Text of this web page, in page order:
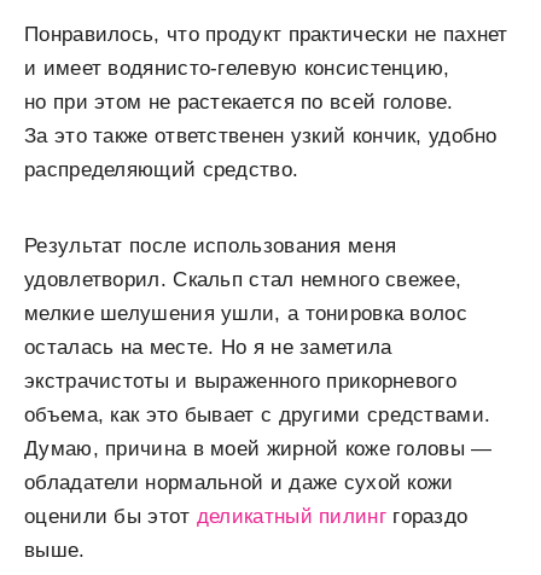
Понравилось, что продукт практически не пахнет
и имеет водянисто-гелевую консистенцию,
но при этом не растекается по всей голове.
За это также ответственен узкий кончик, удобно
распределяющий средство.
Результат после использования меня
удовлетворил. Скальп стал немного свежее,
мелкие шелушения ушли, а тонировка волос
осталась на месте. Но я не заметила
экстрачистоты и выраженного прикорневого
объема, как это бывает с другими средствами.
Думаю, причина в моей жирной коже головы —
обладатели нормальной и даже сухой кожи
оценили бы этот деликатный пилинггораздо
выше.